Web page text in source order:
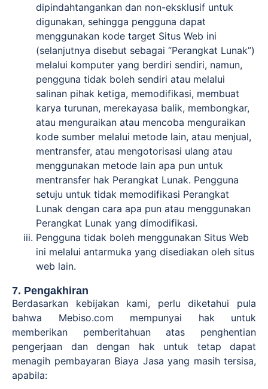
dipindahtangankan dan non-eksklusif untuk
digunakan, sehingga pengguna dapat
menggunakan kode target Situs Web ini
(selanjutnya disebut sebagai “Perangkat Lunak”)
melalui komputer yang berdiri sendiri, namun,
pengguna tidak boleh sendiri atau melalui
salinan pihak ketiga, memodifikasi, membuat
karya turunan, merekayasa balik, membongkar,
atau menguraikan atau mencoba menguraikan
kode sumber melalui metode lain, atau menjual,
mentransfer, atau mengotorisasi ulang atau
menggunakan metode lain apa pun untuk
mentransfer hak Perangkat Lunak. Pengguna
setuju untuk tidak memodifikasi Perangkat
Lunak dengan cara apa pun atau menggunakan
Perangkat Lunak yang dimodifikasi.
Pengguna tidak boleh menggunakan Situs Web
ini melalui antarmuka yang disediakan oleh situs
web lain.
7. Pengakhiran
Berdasarkan kebijakan kami, perlu diketahui pula
bahwa Mebiso.com mempunyai hak untuk
memberikan pemberitahuan atas penghentian
pengerjaan dan dengan hak untuk tetap dapat
menagih pembayaran Biaya Jasa yang masih tersisa,
apabila: